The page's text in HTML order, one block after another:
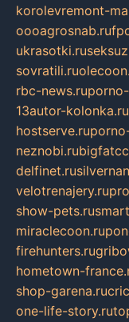
korolevremont-
oooagrosnab.ru
ukrasotki.ru
sovratili.ru
rbc-news.ru
13autor-kolonka.ru
hostserve.ru
neznobi.ru
delfinet.ru
velotrenajery.ru
show-pets.ru
miraclecoon.ru
firehunters.ru
hometown-
shop-garena.ru
one-life-story.ru